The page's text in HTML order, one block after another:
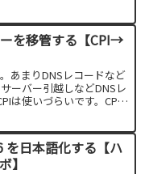
を移管する【CPI→
あまりDNSレコードなど
ーバー引越しなどDNSレ
は使いづらいです。CPI
を日本語化する【ハ
】